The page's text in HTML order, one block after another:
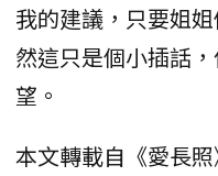
我的建議，只要姐
然這只是個小插話
望。
本文轉載自《愛長照